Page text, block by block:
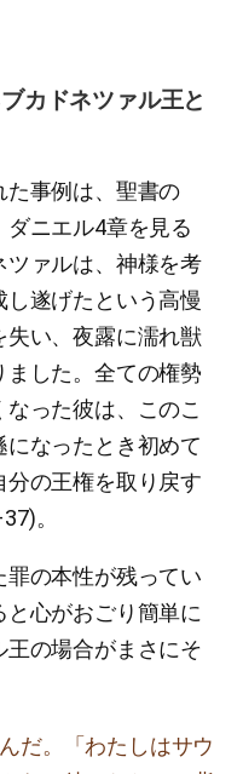
カドネツァル王と
た事例は、聖書の
ニエル4章を見る
ツァルは、神様を考
遂げたという高慢
い、夜露に濡れ獣
した。全ての権勢
った彼は、このこ
なったとき初めて
の王権を取り戻す
。
罪の本性が残ってい
心がおごり簡単に
の場合がまさにそ
だ。「わたしはサウ